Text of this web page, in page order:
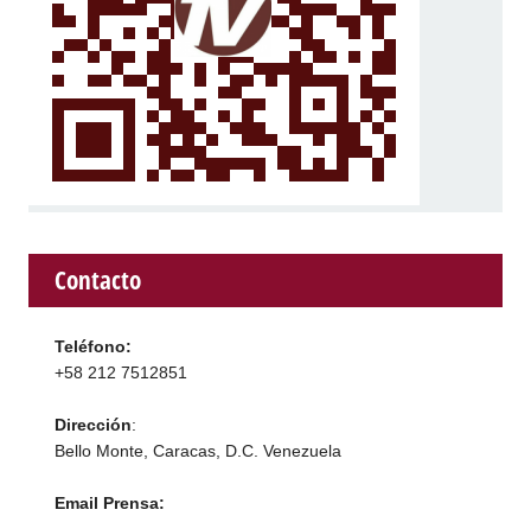
Contacto
Teléfono:
+58 212 7512851
Dirección:
Bello Monte, Caracas, D.C. Venezuela
Email Prensa: